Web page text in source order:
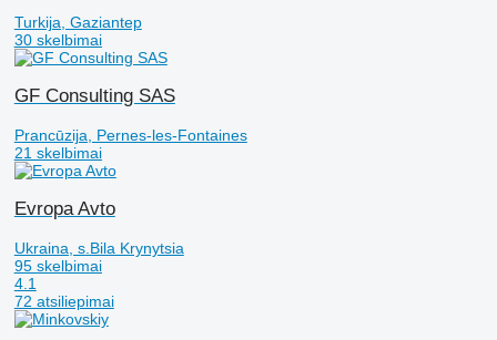
Turkija, Gaziantep
30 skelbimai
GF Consulting SAS
Prancūzija, Pernes-les-Fontaines
21 skelbimai
Evropa Avto
Ukraina, s.Bila Krynytsia
95 skelbimai
4.1
72 atsiliepimai